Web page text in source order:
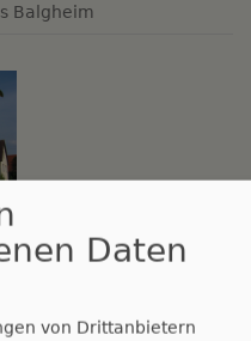
Balgheim
Daten
von Drittanbietern